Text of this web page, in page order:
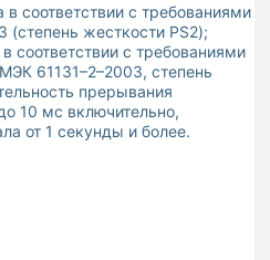
в соответствии с требованиями
(степень жесткости PS2);
соответствии с требованиями
61131–2–2003, степень
прерывания
10 мс включительно,
от 1 секунды и более.